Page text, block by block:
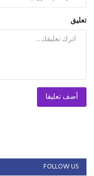
تعليق
أضف تعليقا
FOLLOW US